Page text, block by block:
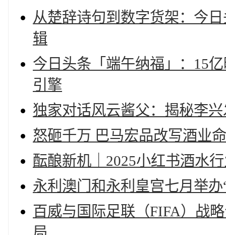
从楚辞诗句到数字货架：今
辑
今日头条「端午纳福」：15
引擎
独家对话风云酱父：揭秘李
怒砸千万 巴马宏品改写酒业
酝酿新机｜2025小红书酒水
永利澳门和永利皇宫七月举
百威与国际足联（FIFA）战